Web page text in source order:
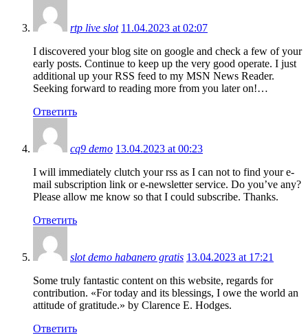
rtp live slot 11.04.2023 at 02:07
I discovered your blog site on google and check a few of your
early posts. Continue to keep up the very good operate. I just
additional up your RSS feed to my MSN News Reader.
Seeking forward to reading more from you later on!…
Ответить
cq9 demo 13.04.2023 at 00:23
I will immediately clutch your rss as I can not to find your e-
mail subscription link or e-newsletter service. Do you’ve any?
Please allow me know so that I could subscribe. Thanks.
Ответить
slot demo habanero gratis 13.04.2023 at 17:21
Some truly fantastic content on this website, regards for
contribution. «For today and its blessings, I owe the world an
attitude of gratitude.» by Clarence E. Hodges.
Ответить